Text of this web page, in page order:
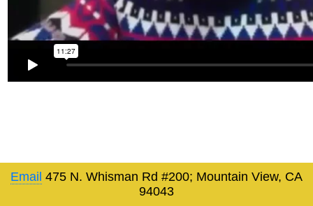
Email 475 N. Whisman Rd #200; Mountain View, CA
94043